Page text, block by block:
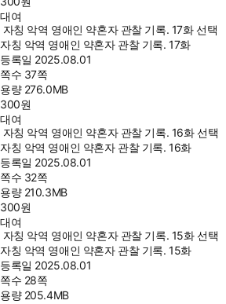
대여
자칭 악역 영애인 약혼자 관찰 기록. 17화 선택
자칭 악역 영애인 약혼자 관찰 기록. 17화
등록일 2025.08.01
쪽수 37쪽
용량 276.0MB
300원
대여
자칭 악역 영애인 약혼자 관찰 기록. 16화 선택
자칭 악역 영애인 약혼자 관찰 기록. 16화
등록일 2025.08.01
쪽수 32쪽
용량 210.3MB
300원
대여
자칭 악역 영애인 약혼자 관찰 기록. 15화 선택
자칭 악역 영애인 약혼자 관찰 기록. 15화
등록일 2025.08.01
쪽수 28쪽
용량 205.4MB